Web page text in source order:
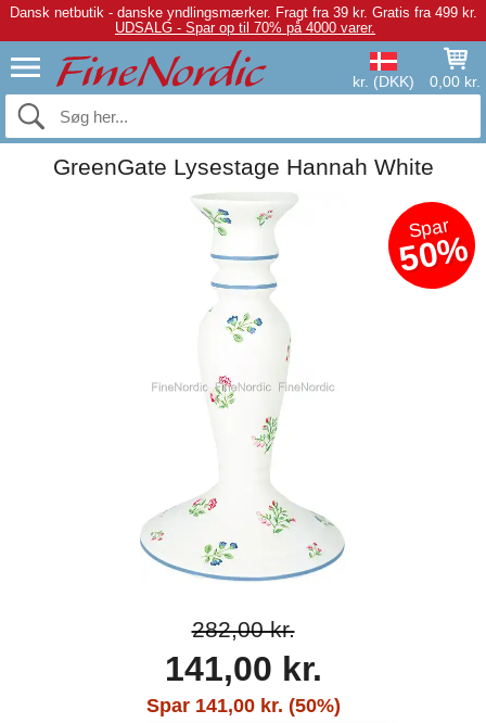
Dansk netbutik - danske yndlingsmærker. Fragt fra 39 kr. Gratis fra 499 kr.
UDSALG - Spar op til 70% på 4000 varer.
kr. (DKK) 0,00 kr.
GreenGate Lysestage Hannah White
Spar
50%
282,00 kr.
141,00 kr.
Spar 141,00 kr. (50%)